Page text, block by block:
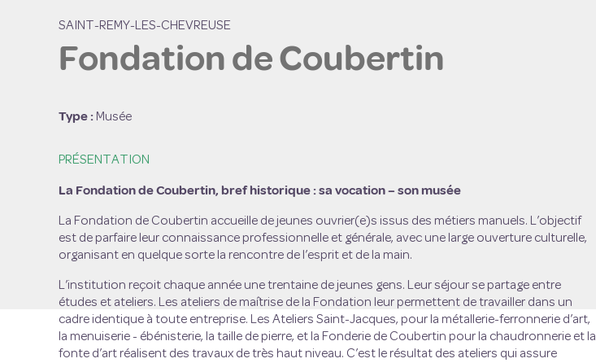
SAINT-REMY-LES-CHEVREUSE
Fondation de Coubertin
Type : Musée
PRÉSENTATION
La Fondation de Coubertin, bref historique : sa vocation – son musée
La Fondation de Coubertin accueille de jeunes ouvrier(e)s issus des métiers manuels. L’objectif
est de parfaire leur connaissance professionnelle et générale, avec une large ouverture culturelle,
organisant en quelque sorte la rencontre de l’esprit et de la main.
L’institution reçoit chaque année une trentaine de jeunes gens. Leur séjour se partage entre
études et ateliers. Les ateliers de maîtrise de la Fondation leur permettent de travailler dans un
cadre identique à toute entreprise. Les Ateliers Saint-Jacques, pour la métallerie-ferronnerie d’art,
la menuiserie - ébénisterie, la taille de pierre, et la Fonderie de Coubertin pour la chaudronnerie et la
fonte d’art réalisent des travaux de très haut niveau. C’est le résultat des ateliers qui assure